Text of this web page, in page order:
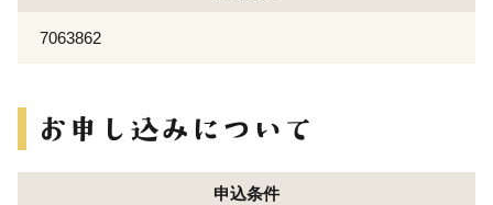
7063862
申込条件